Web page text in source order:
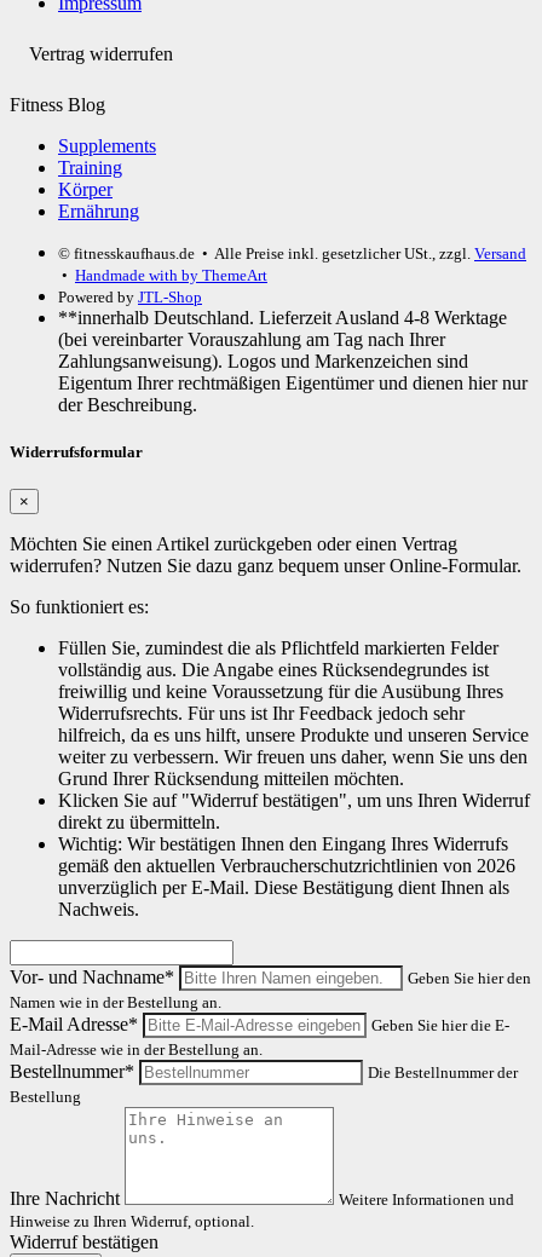
Vertrag widerrufen
Fitness Blog
Supplements
Training
Körper
Ernährung
© fitnesskaufhaus.de • Alle Preise inkl. gesetzlicher USt., zzgl. Versand
• Handmade with by ThemeArt
Powered by JTL-Shop
**innerhalb Deutschland. Lieferzeit Ausland 4-8 Werktage
(bei vereinbarter Vorauszahlung am Tag nach Ihrer
Zahlungsanweisung). Logos und Markenzeichen sind
Eigentum Ihrer rechtmäßigen Eigentümer und dienen hier nur
der Beschreibung.
Widerrufsformular
×
Möchten Sie einen Artikel zurückgeben oder einen Vertrag
widerrufen? Nutzen Sie dazu ganz bequem unser Online-Formular.
So funktioniert es:
Füllen Sie, zumindest die als Pflichtfeld markierten Felder
vollständig aus. Die Angabe eines Rücksendegrundes ist
freiwillig und keine Voraussetzung für die Ausübung Ihres
Widerrufsrechts. Für uns ist Ihr Feedback jedoch sehr
hilfreich, da es uns hilft, unsere Produkte und unseren Service
weiter zu verbessern. Wir freuen uns daher, wenn Sie uns den
Grund Ihrer Rücksendung mitteilen möchten.
Klicken Sie auf "Widerruf bestätigen", um uns Ihren Widerruf
direkt zu übermitteln.
Wichtig: Wir bestätigen Ihnen den Eingang Ihres Widerrufs
gemäß den aktuellen Verbraucherschutzrichtlinien von 2026
unverzüglich per E-Mail. Diese Bestätigung dient Ihnen als
Nachweis.
Vor- und Nachname*
Geben Sie hier den
Namen wie in der Bestellung an.
E-Mail Adresse*
Geben Sie hier die E-
Mail-Adresse wie in der Bestellung an.
Bestellnummer*
Die Bestellnummer der
Bestellung
Ihre Nachricht
Weitere Informationen und
Hinweise zu Ihren Widerruf, optional.
Widerruf bestätigen